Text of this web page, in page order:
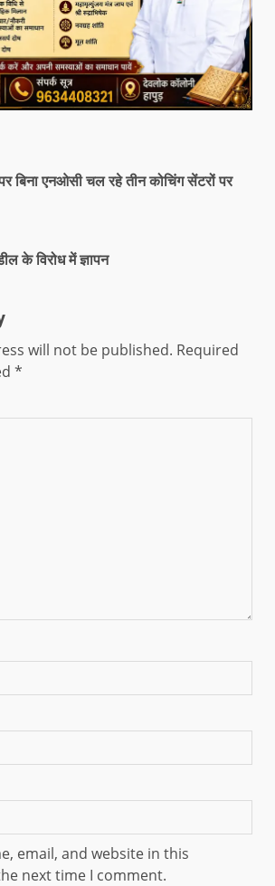
बिना एनओसी चल रहे तीन कोचिंग सेंटरों पर
के विरोध में ज्ञापन
will not be published. Required
*
email, and website in this
next time I comment.